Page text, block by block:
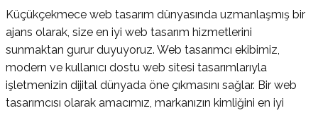
Küçükçekmece web tasarım dünyasında uzmanlaşmış bir
ajans olarak, size en iyi web tasarım hizmetlerini
sunmaktan gurur duyuyoruz. Web tasarımcı ekibimiz,
modern ve kullanıcı dostu web sitesi tasarımlarıyla
işletmenizin dijital dünyada öne çıkmasını sağlar. Bir web
tasarımcısı olarak amacımız, markanızın kimliğini en iyi